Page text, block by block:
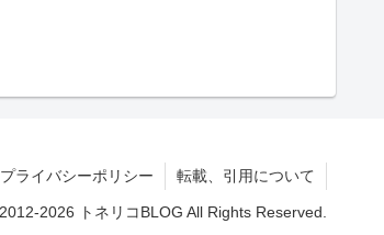
プライバシーポリシー 転載、引用について
2026 トネリコBLOG All Rights Reserved.